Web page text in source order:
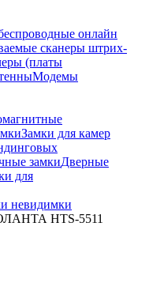
онлайн
сканеры штрих-
(платы
Модемы
Замки для камер
замкиДверные
для
невидимки
HTS-5511